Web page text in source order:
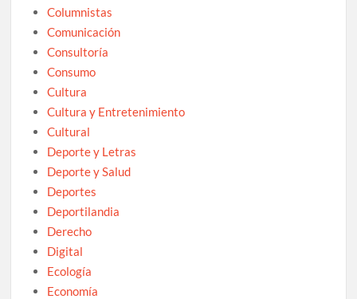
Columnistas
Comunicación
Consultoría
Consumo
Cultura
Cultura y Entretenimiento
Cultural
Deporte y Letras
Deporte y Salud
Deportes
Deportilandia
Derecho
Digital
Ecología
Economía